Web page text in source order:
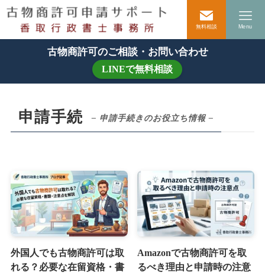
無料相談 Menu
古物商許可のご相談・お問い合わせ
LINEで無料相談
申請手続 – 申請手続きのお役立ち情報 –
外国人でも古物商許可は取
れる？必要な在留資格・書
Amazonで古物商許可を取
るべき理由と申請時の注意